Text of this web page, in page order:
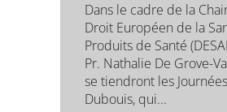
Dans le cadre de la
Droit Européen de la
Produits de Santé
Pr. Nathalie De Grove-
se tiendront les
Dubouis, qui...